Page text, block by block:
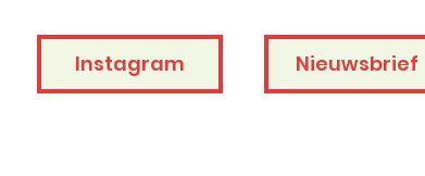
Nieuwsbrief
Instagram